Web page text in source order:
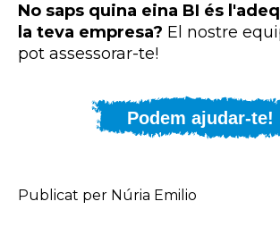
No saps quina eina BI és
la teva empresa? El nostre
pot assessorar-te!
Podem ajudar-te!
Publicat per Núria Emilio